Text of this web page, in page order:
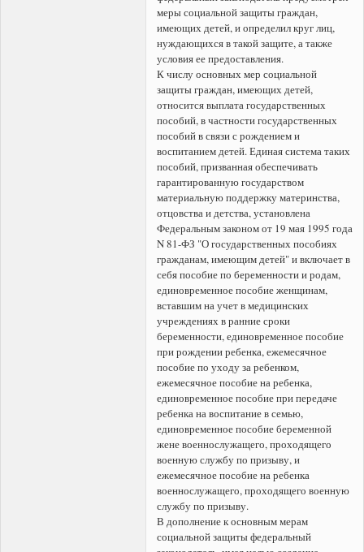
меры социальной защиты граждан,
имеющих детей, и определил круг лиц,
нуждающихся в такой защите, а также
условия ее предоставления.
К числу основных мер социальной
защиты граждан, имеющих детей,
относится выплата государственных
пособий, в частности государственных
пособий в связи с рождением и
воспитанием детей. Единая система таких
пособий, призванная обеспечивать
гарантированную государством
материальную поддержку материнства,
отцовства и детства, установлена
Федеральным законом от 19 мая 1995 года
N 81-ФЗ "О государственных пособиях
гражданам, имеющим детей" и включает в
себя пособие по беременности и родам,
единовременное пособие женщинам,
вставшим на учет в медицинских
учреждениях в ранние сроки
беременности, единовременное пособие
при рождении ребенка, ежемесячное
пособие по уходу за ребенком,
ежемесячное пособие на ребенка,
единовременное пособие при передаче
ребенка на воспитание в семью,
единовременное пособие беременной
жене военнослужащего, проходящего
военную службу по призыву, и
ежемесячное пособие на ребенка
военнослужащего, проходящего военную
службу по призыву.
В дополнение к основным мерам
социальной защиты федеральный